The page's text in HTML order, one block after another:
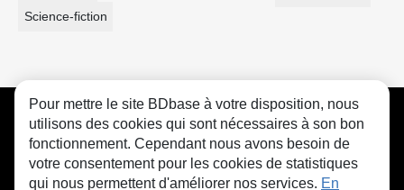
Science-fiction
CGU FAQ Contact Cookies
Pour mettre le site BDbase à votre disposition, nous
utilisons des cookies qui sont nécessaires à son bon
fonctionnement. Cependant nous avons besoin de
votre consentement pour les cookies de statistiques
qui nous permettent d'améliorer nos services. En